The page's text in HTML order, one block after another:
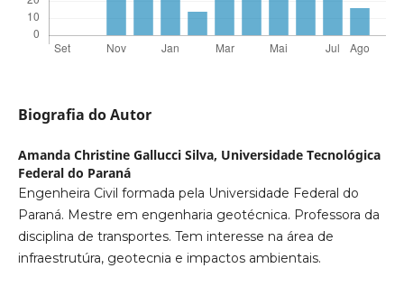
Biografia do Autor
Amanda Christine Gallucci Silva, Universidade Tecnológica
Federal do Paraná
Engenheira Civil formada pela Universidade Federal do
Paraná. Mestre em engenharia geotécnica. Professora da
disciplina de transportes. Tem interesse na área de
infraestrutúra, geotecnia e impactos ambientais.